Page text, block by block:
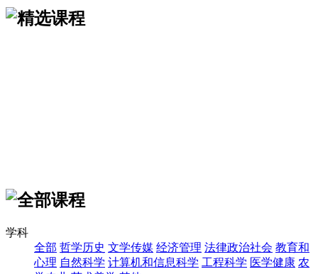
学科
全部 哲学历史 文学传媒 经济管理 法律政治社会 教育和
心理 自然科学 计算机和信息科学 工程科学 医学健康 农